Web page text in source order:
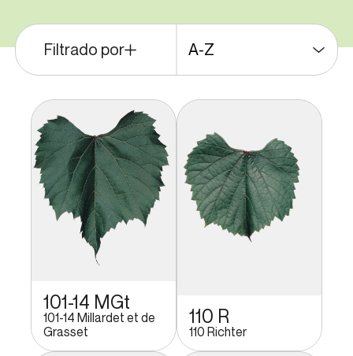
Filtrado por
101-14 MGt
101-14 Millardet et de
Grasset
110 R
110 Richter